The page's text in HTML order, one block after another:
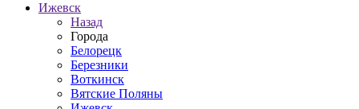
Ижевск
Назад
Города
Белорецк
Березники
Воткинск
Вятские Поляны